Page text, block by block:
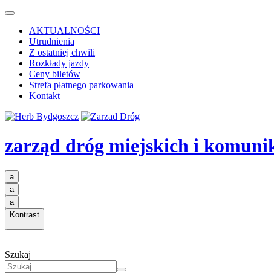
AKTUALNOŚCI
Utrudnienia
Z ostatniej chwili
Rozkłady jazdy
Ceny biletów
Strefa płatnego parkowania
Kontakt
zarząd dróg miejskich i
a
a
a
Kontrast
Szukaj